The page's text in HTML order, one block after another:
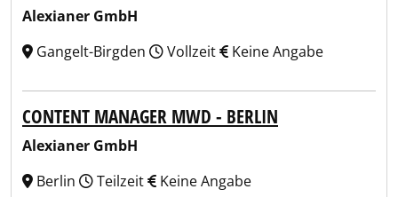
Alexianer GmbH
Gangelt-Birgden
Vollzeit Keine Angabe
CONTENT MANAGER MWD - BERLIN
Alexianer GmbH
Berlin
Teilzeit Keine Angabe